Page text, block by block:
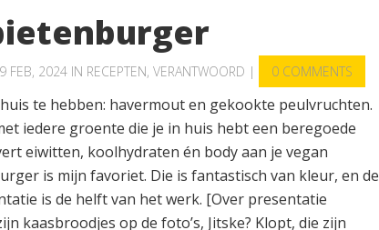
FEB, 2024 IN RECEPTEN, VERANTWOORD | 0 COMMENTS
te hebben: havermout en gekookte peulvruchten.
iedere groente die je in huis hebt een beregoede
eiwitten, koolhydraten én body aan je vegan
is mijn favoriet. Die is fantastisch van kleur, en de
is de helft van het werk. [Over presentatie
kaasbroodjes op de foto’s, Jitske? Klopt, die zijn